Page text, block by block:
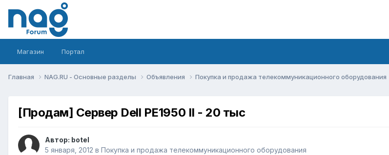
Магазин Портал
Главная NAG.RU - Основные разделы Объявления Покупка и продажа телекоммуникационного оборудования
[Продам] Сервер Dell PE1950 II - 20 тыс
Автор: botel
5 января, 2012 в Покупка и продажа телекоммуникационного оборудования